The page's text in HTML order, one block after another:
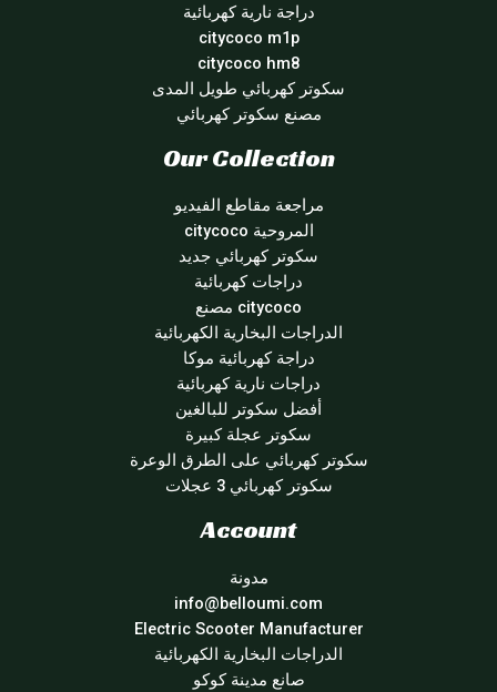
دراجة نارية كهربائية
citycoco m1p
citycoco hm8
سكوتر كهربائي طويل المدى
مصنع سكوتر كهربائي
Our Collection
مراجعة مقاطع الفيديو
المروحية citycoco
سكوتر كهربائي جديد
دراجات كهربائية
citycoco مصنع
الدراجات البخارية الكهربائية
دراجة كهربائية موكا
دراجات نارية كهربائية
أفضل سكوتر للبالغين
سكوتر عجلة كبيرة
سكوتر كهربائي على الطرق الوعرة
سكوتر كهربائي 3 عجلات
Account
مدونة
info@belloumi.com
Electric Scooter Manufacturer
الدراجات البخارية الكهربائية
صانع مدينة كوكو